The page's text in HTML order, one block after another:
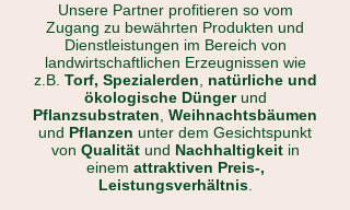
Unsere Partner profitieren so vom
Zugang zu bewährten Produkten und
Dienstleistungen im Bereich von
landwirtschaftlichen Erzeugnissen wie
z.B. Torf, Spezialerden
natürliche und
ökologische Düngerund
Pflanzsubstraten Weihnachtsbäumen
und Pflanzen unter dem Gesichtspunkt
von Qualitätund Nachhaltigkeitin
einem attraktiven Preis-,
Leistungsverhältnis.